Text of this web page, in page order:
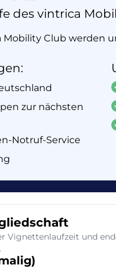
des vintrica
Club werden
zur nächsten
Notruf-Service
Vignettenlaufzeit und